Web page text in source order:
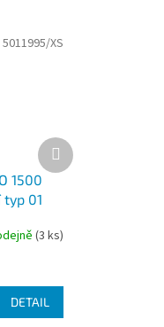
1500
01
(3 ks)
DETAIL
5011995/XS
Další
produkt